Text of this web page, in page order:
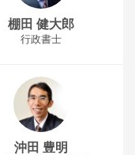
棚田 健大郎
行政書士
沖田 豊明